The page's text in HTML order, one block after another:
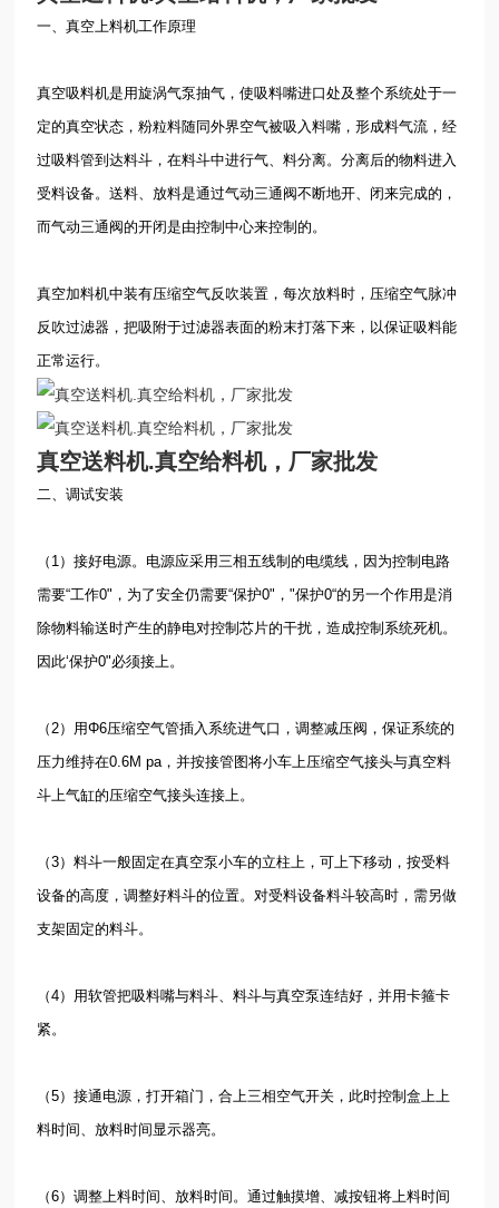
一、真空上料机工作原理
真空吸料机是用旋涡气泵抽气，使吸料嘴进口处及整个系统处于一
定的真空状态，粉粒料随同外界空气被吸入料嘴，形成料气流，经
过吸料管到达料斗，在料斗中进行气、料分离。分离后的物料进入
受料设备。送料、放料是通过气动三通阀不断地开、闭来完成的，
而气动三通阀的开闭是由控制中心来控制的。
真空加料机中装有压缩空气反吹装置，每次放料时，压缩空气脉冲
反吹过滤器，把吸附于过滤器表面的粉末打落下来，以保证吸料能
正常运行。
真空送料机.真空给料机，厂家批发
二、调试安装
（ 1 ）接好电源。电源应采用三相五线制的电缆线，因为控制电路
需要“工作0" ，为了安全仍需要“保护0" ，"保护0“的另一个作用是消
除物料输送时产生的静电对控制芯片的干扰，造成控制系统死机。
因此‘保护0"必须接上。
（ 2）用Φ6压缩空气管插入系统进气口，调整减压阀，保证系统的
压力维持在0.6M pa ，并按接管图将小车上压缩空气接头与真空料
斗上气缸的压缩空气接头连接上。
（3）料斗一般固定在真空泵小车的立柱上，可上下移动，按受料
设备的高度，调整好料斗的位置。对受料设备料斗较高时，需另做
支架固定的料斗。
（4）用软管把吸料嘴与料斗、料斗与真空泵连结好，并用卡箍卡
紧。
（5）接通电源，打开箱门，合上三相空气开关，此时控制盒上上
料时间、放料时间显示器亮。
（6）调整上料时间、放料时间。通过触摸增、减按钮将上料时间